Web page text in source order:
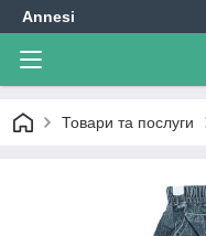
Annesi
Товари та послуги